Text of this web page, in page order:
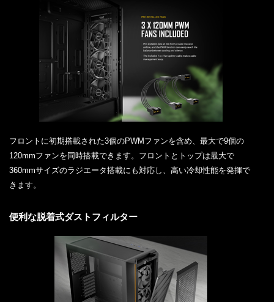
フロントに初期搭載された3個のPWMファンを含め、最大で9個の
120mmファンを同時搭載できます。フロントとトップは最大で
360mmサイズのラジエータ搭載にも対応し、高い冷却性能を発揮で
きます。
便利な脱着式ダストフィルター